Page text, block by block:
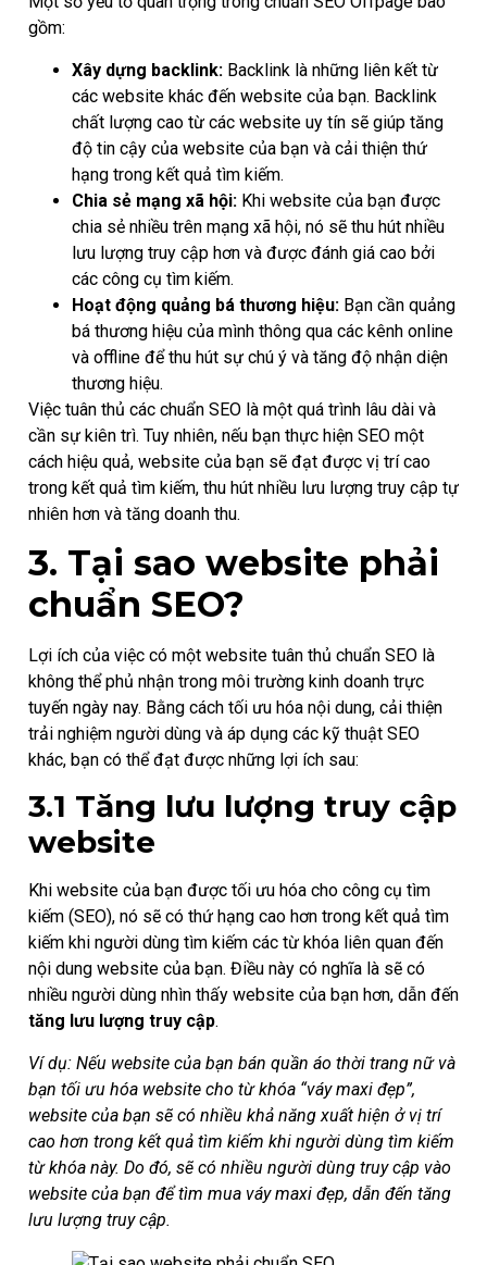
gồm:
Xây dựng backlink: Backlink là những liên kết từ
các website khác đến website của bạn. Backlink
chất lượng cao từ các website uy tín sẽ giúp tăng
độ tin cậy của website của bạn và cải thiện thứ
hạng trong kết quả tìm kiếm.
Chia sẻ mạng xã hội: Khi website của bạn được
chia sẻ nhiều trên mạng xã hội, nó sẽ thu hút nhiều
lưu lượng truy cập hơn và được đánh giá cao bởi
các công cụ tìm kiếm.
Hoạt động quảng bá thương hiệu: Bạn cần quảng
bá thương hiệu của mình thông qua các kênh online
và offline để thu hút sự chú ý và tăng độ nhận diện
thương hiệu.
Việc tuân thủ các chuẩn SEO là một quá trình lâu dài và
cần sự kiên trì. Tuy nhiên, nếu bạn thực hiện SEO một
cách hiệu quả, website của bạn sẽ đạt được vị trí cao
trong kết quả tìm kiếm, thu hút nhiều lưu lượng truy cập tự
nhiên hơn và tăng doanh thu.
3. Tại sao website phải
chuẩn SEO?
Lợi ích của việc có một website tuân thủ chuẩn SEO là
không thể phủ nhận trong môi trường kinh doanh trực
tuyến ngày nay. Bằng cách tối ưu hóa nội dung, cải thiện
trải nghiệm người dùng và áp dụng các kỹ thuật SEO
khác, bạn có thể đạt được những lợi ích sau:
3.1 Tăng lưu lượng truy cập
website
Khi website của bạn được tối ưu hóa cho công cụ tìm
kiếm (SEO), nó sẽ có thứ hạng cao hơn trong kết quả tìm
kiếm khi người dùng tìm kiếm các từ khóa liên quan đến
nội dung website của bạn. Điều này có nghĩa là sẽ có
nhiều người dùng nhìn thấy website của bạn hơn, dẫn đến
tăng lưu lượng truy cập.
Ví dụ: Nếu website của bạn bán quần áo thời trang nữ và
bạn tối ưu hóa website cho từ khóa “váy maxi đẹp”,
website của bạn sẽ có nhiều khả năng xuất hiện ở vị trí
cao hơn trong kết quả tìm kiếm khi người dùng tìm kiếm
từ khóa này. Do đó, sẽ có nhiều người dùng truy cập vào
website của bạn để tìm mua váy maxi đẹp, dẫn đến tăng
lưu lượng truy cập.